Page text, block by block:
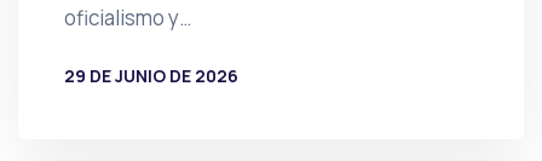
oficialismo y…
29 DE JUNIO DE 2026